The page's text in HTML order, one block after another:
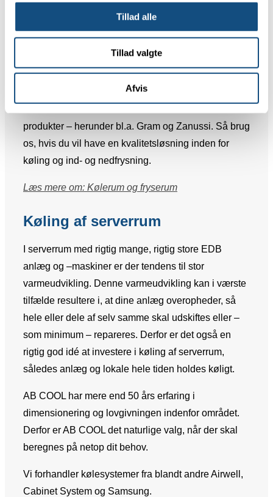
Tillad alle
Tillad valgte
Afvis
køleteknik og upåklagelig temperaturregulering er
nogle af de vigtigste faktorer. På restaurationer kan
det ligeledes være vinkølere. Med os ved din side er
du sikker på en løsning, der bygger på stærk
rådgivning og årelang indsigt.
produkter – herunder bl.a. Gram og Zanussi. Så brug
os, hvis du vil have en kvalitetsløsning inden for
køling og ind- og nedfrysning.
Læs mere om: Kølerum og fryserum
Køling af serverrum
I serverrum med rigtig mange, rigtig store EDB
anlæg og –maskiner er der tendens til stor
varmeudvikling. Denne varmeudvikling kan i værste
tilfælde resultere i, at dine anlæg overopheder, så
hele eller dele af selv samme skal udskiftes eller –
som minimum – repareres. Derfor er det også en
rigtig god idé at investere i køling af serverrum,
således anlæg og lokale hele tiden holdes køligt.
AB COOL har mere end 50 års erfaring i
dimensionering og lovgivningen indenfor området.
Derfor er AB COOL det naturlige valg, når der skal
beregnes på netop dit behov.
Vi forhandler kølesystemer fra blandt andre Airwell,
Cabinet System og Samsung.